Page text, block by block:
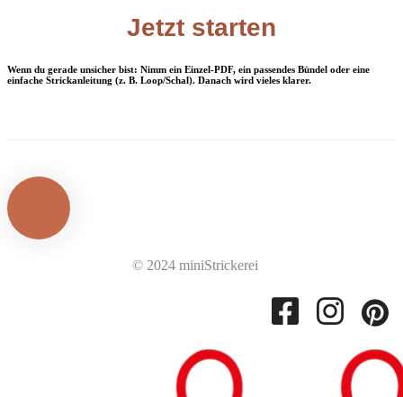
Jetzt starten
Wenn du gerade unsicher bist: Nimm ein Einzel‑PDF, ein passendes Bündel oder eine
einfache Strickanleitung (z. B. Loop/Schal). Danach wird vieles klarer.
© 2024 miniStrickerei